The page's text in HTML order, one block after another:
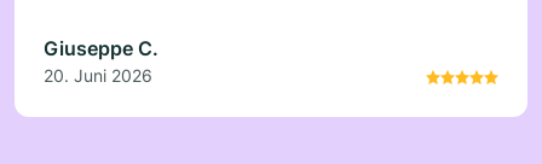
Giuseppe C.
20. Juni 2026